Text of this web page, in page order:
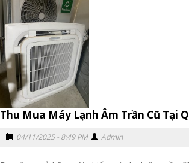
Thu Mua Máy Lạnh Âm Trần Cũ Tại
04/11/2025 - 8:49 PM Admin